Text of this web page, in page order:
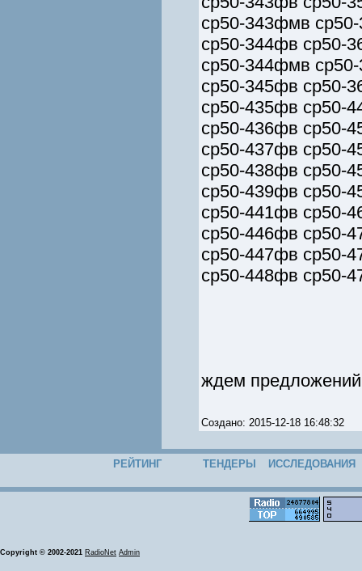
ср50-343фмв
ср50-344фв ср50-
ср50-344фмв
ср50-345фв ср50-
ср50-435фв ср50-
ср50-436фв ср50-
ср50-437фв ср50-
ср50-438фв ср50-
ср50-439фв ср50-
ср50-441фв ср50-
ср50-446фв ср50-
ср50-447фв ср50-
ср50-448фв ср50-
ждем
Создано: 2015-12-18 16:48:32
РЕЙТИНГ ТЕНДЕРЫ ИССЛЕДОВАНИЯ
Copyright © 2002-2021 RadioNet Admin